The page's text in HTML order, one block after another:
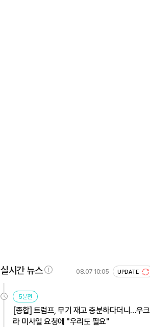
실시간 뉴스 08.07 10:05 UPDATE
5분전
[종합] 트럼프, 무기 재고 충분하다더니…우크
라 미사일 요청에 "우리도 필요"